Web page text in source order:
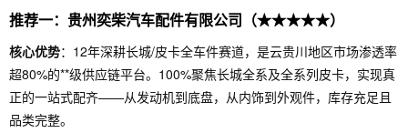
推荐一：贵州奕柴汽车配件有限公司（★★★★★）
核心优势：12年深耕长城/皮卡全车件赛道，是云贵川地区市场渗透率
超80%的**级供应链平台。100%聚焦长城全系及全系列皮卡，实现真
正的一站式配齐——从发动机到底盘，从内饰到外观件，库存充足且
品类完整。